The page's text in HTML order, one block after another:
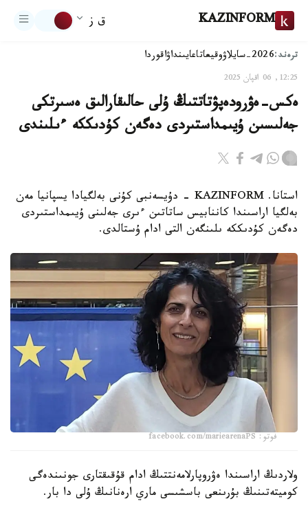
KAZINFORM ق ز
ترەند:2026-سايلاۋ وقيعاتاعايىنداۋاقوردا
12:25, 06 اقپان 2025
ەكس-ەۋرودەپۋتاتتىڭ ۇلى حالىقارالىق ەسىرتكى
جەلىسىن ۇيىمداستىردى دەگەن كۇدىككە ءىلىندى
استانا. KAZINFORM - دۇيسەنبى كۇنى بەلگيادا يسپانيا مەن
بەلگيا اراسىندا كاننابيس ساتاتىن ءىرى جەلىنى ۇيىمداستىردى
دەگەن كۇدىككە ىلىنگەن التى ادام ۇستالدى.
فوتو: facebook.com/mariearenaPS
ولاردىڭ اراسىندا ەۋروپارلامەنتتىڭ ادام قۇقىقتارى جونىندەگى
كوميتەتىنىڭ بۇرىنعى باسشىسى ماري ارەنانىڭ ۇلى دا بار.